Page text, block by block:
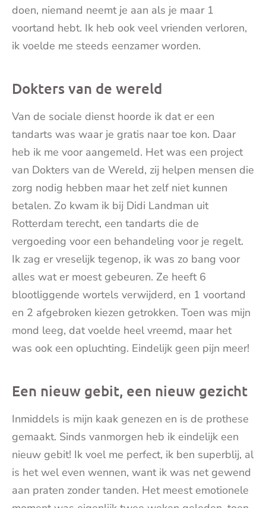
doen, niemand neemt je aan als je maar 1
voortand hebt. Ik heb ook veel vrienden verloren,
ik voelde me steeds eenzamer worden.
Dokters van de wereld
Van de sociale dienst hoorde ik dat er een
tandarts was waar je gratis naar toe kon. Daar
heb ik me voor aangemeld. Het was een project
van Dokters van de Wereld, zij helpen mensen die
zorg nodig hebben maar het zelf niet kunnen
betalen. Zo kwam ik bij Didi Landman uit
Rotterdam terecht, een tandarts die de
vergoeding voor een behandeling voor je regelt.
Ik zag er vreselijk tegenop, ik was zo bang voor
alles wat er moest gebeuren. Ze heeft 6
blootliggende wortels verwijderd, en 1 voortand
en 2 afgebroken kiezen getrokken. Toen was mijn
mond leeg, dat voelde heel vreemd, maar het
was ook een opluchting. Eindelijk geen pijn meer!
Een nieuw gebit, een nieuw gezicht
Inmiddels is mijn kaak genezen en is de prothese
gemaakt. Sinds vanmorgen heb ik eindelijk een
nieuw gebit! Ik voel me perfect, ik ben superblij, al
is het wel even wennen, want ik was net gewend
aan praten zonder tanden. Het meest emotionele